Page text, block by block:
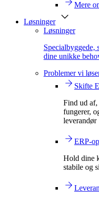
Mere
Løsninger
Løsninger
Specialbyggede,
dine unikke
Problemer vi
Skifte
Find ud
fungerer,
leverandør
ERP-
Hold dine
stabile og